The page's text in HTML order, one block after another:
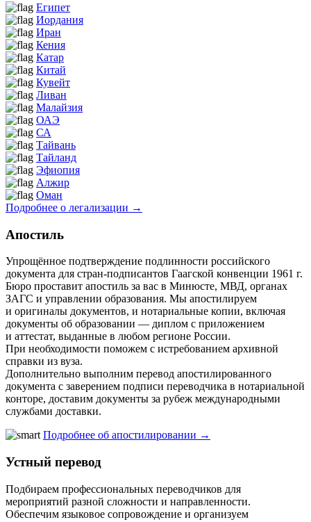
Египет
Иордания
Иран
Кения
Катар
Китай
Кувейт
Ливан
Малайзия
ОАЭ
СА
Тайвань
Тайланд
Эфиопия
Алжир
Оман
Подробнее о легализации →
Апостиль
Упрощённое подтверждение подлинности российского
документа для стран-подписантов Гаагской конвенции 1961 г.
Бюро проставит апостиль за вас в Минюсте, МВД, органах
ЗАГС и управлении образования. Мы апостилируем
и оригиналы документов, и нотариальные копии, включая
документы об образовании — диплом с приложением
и аттестат, выданные в любом регионе России.
При необходимости поможем с истребованием архивной
справки из вуза.
Дополнительно выполним перевод апостилированного
документа с заверением подписи переводчика в нотариальной
конторе, доставим документы за рубеж международными
службами доставки.
Подробнее об апостилировании →
Устный перевод
Подбираем профессиональных переводчиков для
мероприятий разной сложности и направленности.
Обеспечим языковое сопровождение и организуем